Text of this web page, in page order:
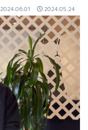
2024.06.01 2024.05.24